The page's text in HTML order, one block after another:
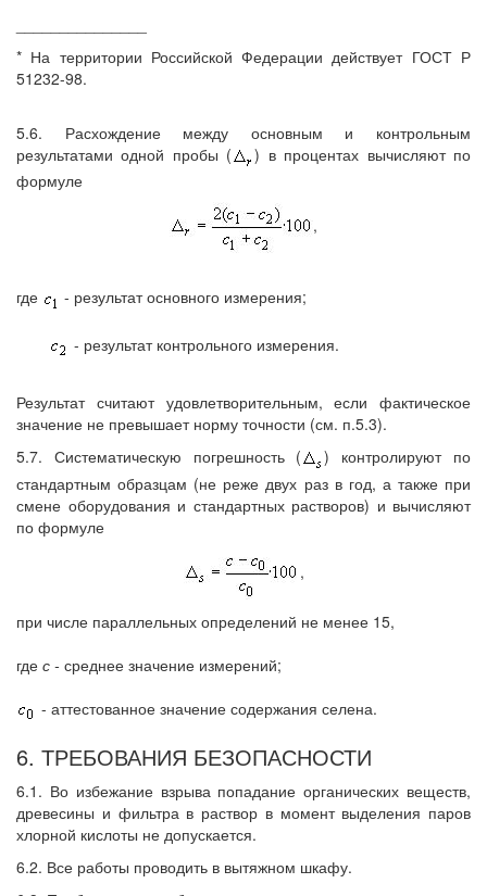
* На территории Российской Федерации действует ГОСТ Р
51232-98.
5.6. Расхождение между основным и контрольным
результатами одной пробы (
) в процентах вычисляют по
формуле
,
где - результат основного измерения;
- результат контрольного измерения.
Результат считают удовлетворительным, если фактическое
значение не превышает норму точности (см. п.5.3).
5.7. Систематическую погрешность (
) контролируют по
стандартным образцам (не реже двух раз в год, а также при
смене оборудования и стандартных растворов) и вычисляют
по формуле
,
при числе параллельных определений не менее 15,
где с - среднее значение измерений;
- аттестованное значение содержания селена.
6. ТРЕБОВАНИЯ БЕЗОПАСНОСТИ
6.1. Во избежание взрыва попадание органических веществ,
древесины и фильтра в раствор в момент выделения паров
хлорной кислоты не допускается.
6.2. Все работы проводить в вытяжном шкафу.